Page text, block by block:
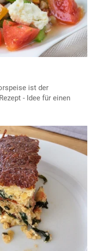
ist der
- Idee für einen